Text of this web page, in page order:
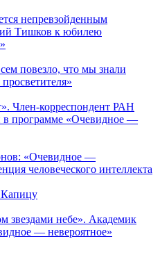
непревзойденным
Тишков к юбилею
повезло, что мы знали
Член-корреспондент РАН
в программе «Очевидное —
«Очевидное —
человеческого интеллекта
Капицу
звездами небе». Академик
— невероятное»